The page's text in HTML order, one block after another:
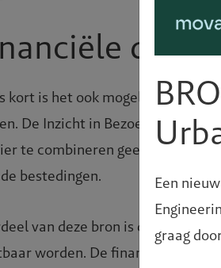
data:
kort is het ook mogelijk om het
De Inzicht in Bezoekers
te combineren geeft dit
bestedingen.
van deze bron is dat er
worden. De financiële
Een
graag